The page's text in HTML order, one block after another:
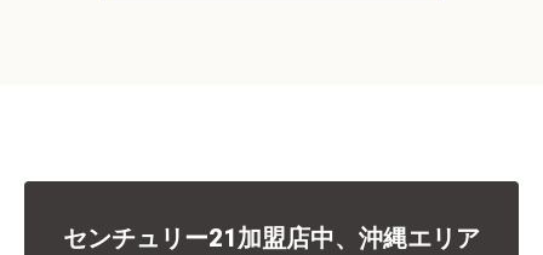
センチュリー21加盟店中、沖縄エリア